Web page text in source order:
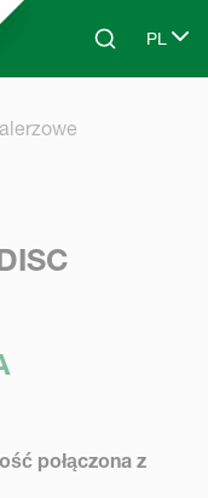
contentSearchPL
Select
połączona z